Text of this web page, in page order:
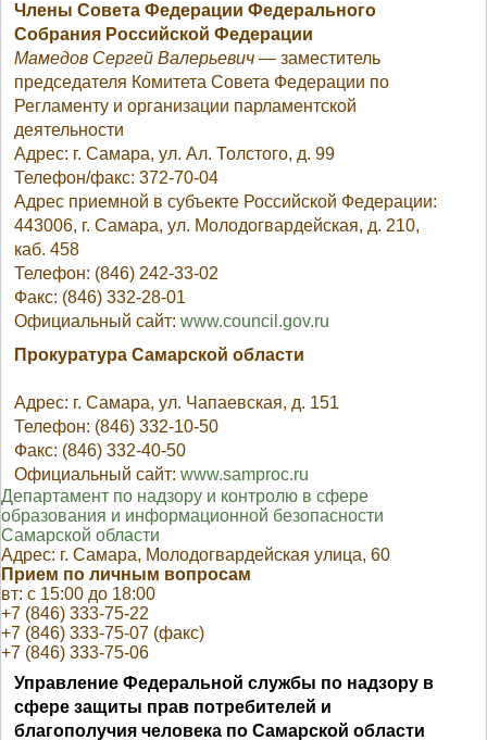
Члены Совета Федерации Федерального
Собрания Российской Федерации
Мамедов Сергей Валерьевич — заместитель
председателя Комитета Совета Федерации по
Регламенту и организации парламентской
деятельности
Адрес: г. Самара, ул. Ал. Толстого, д. 99
Телефон/факс: 372-70-04
Адрес приемной в субъекте Российской Федерации:
443006, г. Самара, ул. Молодогвардейская, д. 210,
каб. 458
Телефон: (846) 242-33-02
Факс: (846) 332-28-01
Официальный сайт:www.council.gov.ru
Прокуратура Самарской области
Адрес: г. Самара, ул. Чапаевская, д. 151
Телефон: (846) 332-10-50
Факс: (846) 332-40-50
Официальный сайт:www.samproc.ru
Департамент по надзору и контролю в сфере
образования и информационной безопасности
Самарской области
Адрес: г. Самара, Молодогвардейская улица, 60
Прием по личным вопросам
вт: с 15:00 до 18:00
+7 (846) 333-75-22
+7 (846) 333-75-07 (факс)
+7 (846) 333-75-06
Управление Федеральной службы по надзору в
сфере защиты прав потребителей и
благополучия человека по Самарской области